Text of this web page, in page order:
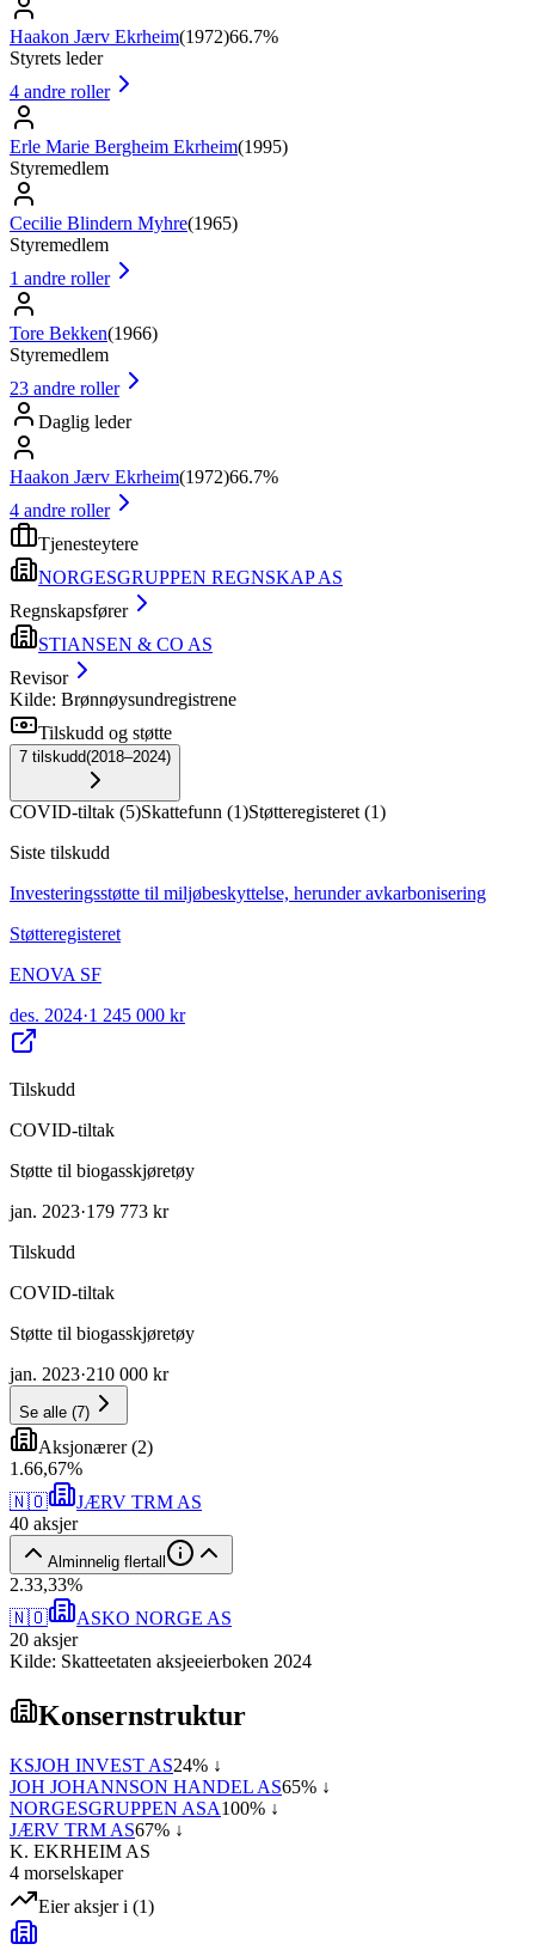
Haakon Jærv Ekrheim(1972)66.7%
Styrets leder
4 andre roller
Erle Marie Bergheim Ekrheim(1995)
Styremedlem
Cecilie Blindern Myhre(1965)
Styremedlem
1 andre roller
Tore Bekken(1966)
Styremedlem
23 andre roller
Daglig leder
Haakon Jærv Ekrheim(1972)66.7%
4 andre roller
Tjenesteytere
NORGESGRUPPEN REGNSKAP AS
Regnskapsfører
STIANSEN & CO AS
Revisor
Kilde: Brønnøysundregistrene
Tilskudd og støtte
7 tilskudd(2018–2024)
COVID-tiltak (5)Skattefunn (1)Støtteregisteret (1)
Siste tilskudd
Investeringsstøtte til miljøbeskyttelse, herunder avkarbonisering
Støtteregisteret
ENOVA SF
des. 2024·1 245 000 kr
Tilskudd
COVID-tiltak
Støtte til biogasskjøretøy
jan. 2023·179 773 kr
Tilskudd
COVID-tiltak
Støtte til biogasskjøretøy
jan. 2023·210 000 kr
Se alle (7)
Aksjonærer(2)
1 .66,67%
🇳🇴
JÆRV TRM AS
40 aksjer
Alminnelig flertall
2.33,33%
🇳🇴
ASKO NORGE AS
20 aksjer
Kilde: Skatteetaten aksjeeierboken 2024
Konsernstruktur
KSJOH INVEST AS24% ↓
JOH JOHANNSON HANDEL AS65% ↓
NORGESGRUPPEN ASA100% ↓
JÆRV TRM AS67% ↓
K. EKRHEIM AS
4 morselskaper
Eier aksjer i (1)